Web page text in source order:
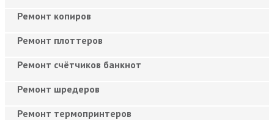
Ремонт копиров
Ремонт плоттеров
Ремонт счётчиков банкнот
Ремонт шредеров
Ремонт термопринтеров